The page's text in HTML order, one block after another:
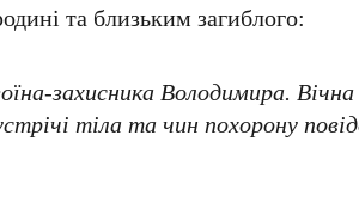
та близьким загиблого:
захисника Володимира.
тіла та чин похорону